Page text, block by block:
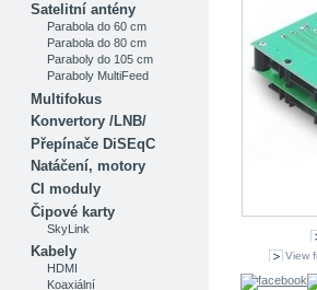
Satelitní antény
Parabola do 60 cm
Parabola do 80 cm
Paraboly do 105 cm
Paraboly MultiFeed
Multifokus
Konvertory /LNB/
Přepínače DiSEqC
Natáčení, motory
CI moduly
Čipové karty
SkyLink
Kabely
HDMI
Koaxiální
View